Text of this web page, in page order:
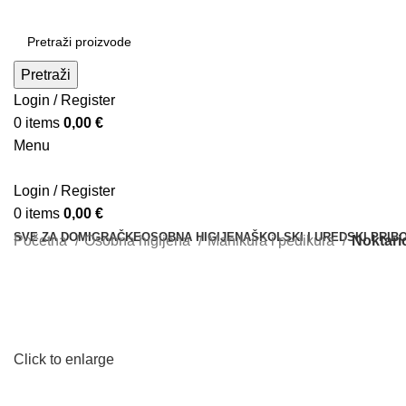
Pretraži
Login / Register
0 items 0,00 €
Menu
Login / Register
0 items 0,00 €
SVE ZA DOMIGRAČKEOSOBNA HIGIJENAŠKOLSKI I UREDSKI
Početna Osobna higijena Manikura i pedikura
Click to enlarge